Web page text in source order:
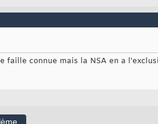
faille connue mais la NSA en a